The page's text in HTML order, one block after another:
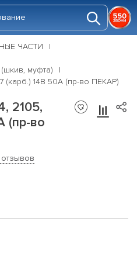
ЧАСТИ
муфта)
(карб.) 14В 50А (пр-во ПЕКАР)
2105,
(пр-во